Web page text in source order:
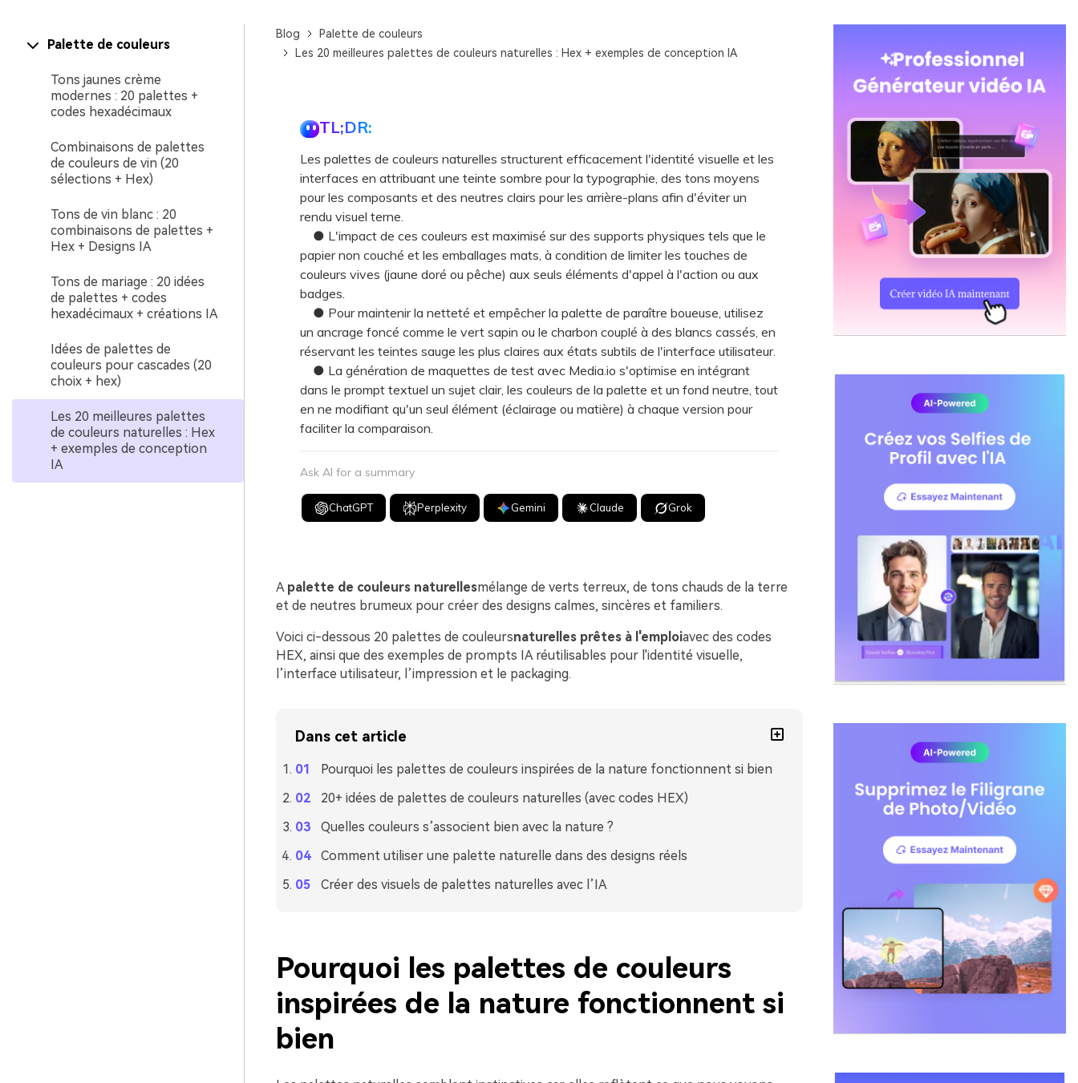
Palette de couleurs
Tons jaunes crème
modernes : 20 palettes +
codes hexadécimaux
Combinaisons de palettes
de couleurs de vin (20
sélections + Hex)
Tons de vin blanc : 20
combinaisons de palettes +
Hex + Designs IA
Tons de mariage : 20 idées
de palettes + codes
hexadécimaux + créations IA
Idées de palettes de
couleurs pour cascades (20
choix + hex)
Les 20 meilleures palettes
de couleurs naturelles : Hex
+ exemples de conception
IA
Blog
Palette de couleurs
Les 20 meilleures palettes de couleurs naturelles : Hex + exemples de conception IA
TL;DR:
Les palettes de couleurs naturelles structurent efficacement l'identité visuelle et les
interfaces en attribuant une teinte sombre pour la typographie, des tons moyens
pour les composants et des neutres clairs pour les arrière-plans afin d'éviter un
rendu visuel terne.
● L'impact de ces couleurs est maximisé sur des supports physiques tels que le
papier non couché et les emballages mats, à condition de limiter les touches de
couleurs vives (jaune doré ou pêche) aux seuls éléments d'appel à l'action ou aux
badges.
● Pour maintenir la netteté et empêcher la palette de paraître boueuse, utilisez
un ancrage foncé comme le vert sapin ou le charbon couplé à des blancs cassés, en
réservant les teintes sauge les plus claires aux états subtils de l'interface utilisateur.
● La génération de maquettes de test avec Media.io s'optimise en intégrant
dans le prompt textuel un sujet clair, les couleurs de la palette et un fond neutre, tout
en ne modifiant qu'un seul élément (éclairage ou matière) à chaque version pour
faciliter la comparaison.
Ask AI for a summary
ChatGPT Perplexity Gemini Claude Grok
A palette de couleurs naturellesmélange de verts terreux, de tons chauds de la terre
et de neutres brumeux pour créer des designs calmes, sincères et familiers.
Voici ci-dessous 20 palettes de couleursnaturelles prêtes à l'emploiavec des codes
HEX, ainsi que des exemples de prompts IA réutilisables pour l'identité visuelle,
l’interface utilisateur, l’impression et le packaging.
Dans cet article
Pourquoi les palettes de couleurs inspirées de la nature fonctionnent si bien
20+ idées de palettes de couleurs naturelles (avec codes HEX)
Quelles couleurs s’associent bien avec la nature ?
Comment utiliser une palette naturelle dans des designs réels
Créer des visuels de palettes naturelles avec l’IA
Pourquoi les palettes de couleurs
inspirées de la nature fonctionnent si
bien